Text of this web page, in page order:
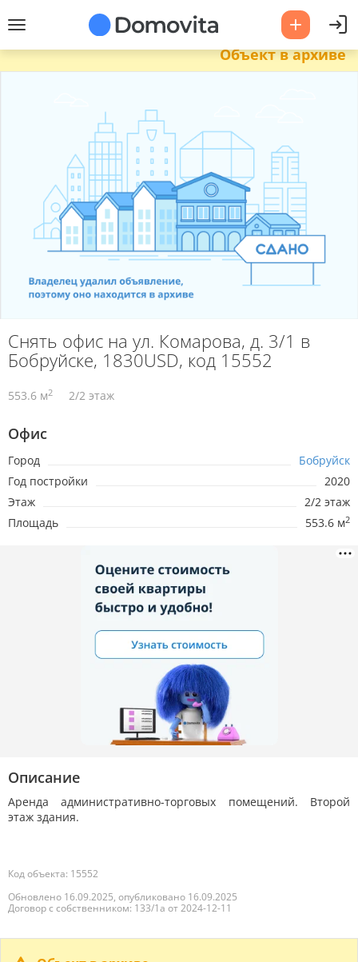
Объект в архиве
Снять офис на ул. Комарова, д. 3/1 в
Бобруйске, 1830USD, код 15552
553.6 м2 2/2 этаж
Офис
Город
Бобруйск
Год постройки
2020
Этаж
2/2 этаж
Площадь
553.6 м2
Описание
Аренда административно-торговых помещений. Второй
этаж здания.
Код объекта: 15552
Обновлено 16.09.2025, опубликовано 16.09.2025
Договор с собственником: 133/1а от 2024-12-11